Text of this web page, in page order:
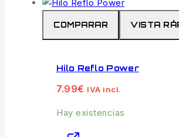
COMPARAR VISTA
Hilo Reflo Power
7.99€ IVA incl.
Hay existencias